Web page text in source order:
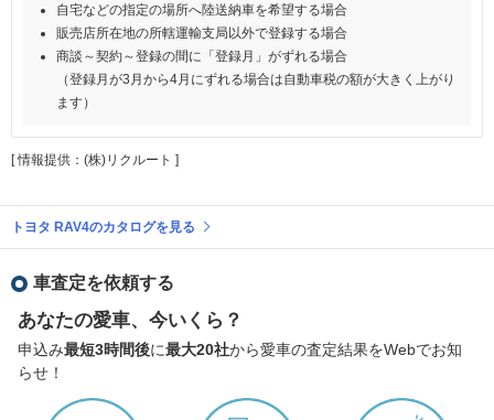
自宅などの指定の場所へ陸送納車を希望する場合
販売店所在地の所轄運輸支局以外で登録する場合
商談～契約～登録の間に「登録月」がずれる場合
（登録月が3月から4月にずれる場合は自動車税の額が大きく上がり
ます）
[ 情報提供：(株)リクルート ]
トヨタ RAV4のカタログを見る
車査定を依頼する
あなたの愛車、今いくら？
申込み最短3時間後に最大20社から愛車の査定結果をWebでお知
らせ！